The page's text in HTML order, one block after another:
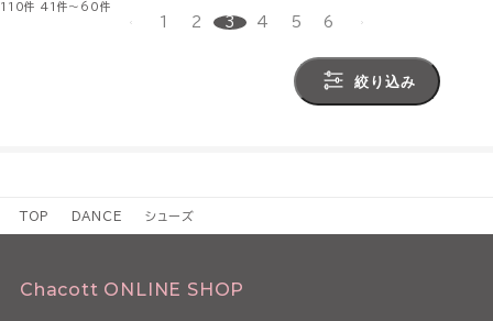
110件 41件～60件
1 2 3 4 5 6
絞り込み
TOP DANCE シューズ
Chacott ONLINE SHOP